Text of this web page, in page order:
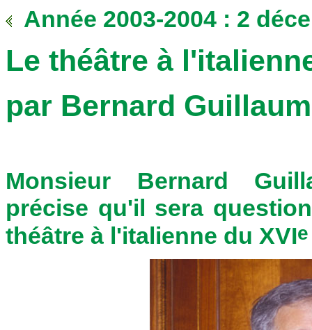
Année 2003-2004 : 2
Le théâtre à
par Bernard
Monsieur Bernard
précise qu'il sera
théâtre à l'italienne du XVIe